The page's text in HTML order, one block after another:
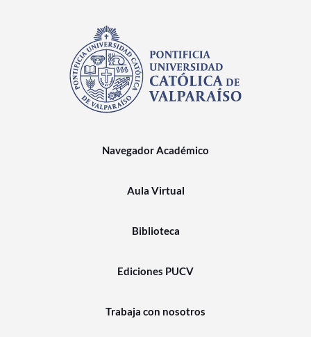
Navegador Académico
Aula Virtual
Biblioteca
Ediciones PUCV
Trabaja con nosotros